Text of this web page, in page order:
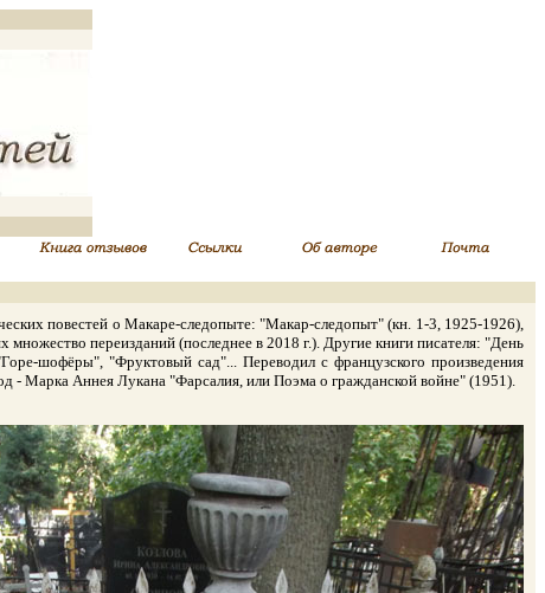
повестей о Макаре-следопыте: "Макар-следопыт" (кн. 1-3, 1925-1926),
переизданий (последнее в 2018 г.). Другие книги писателя: "День
шофёры", "Фруктовый сад"... Переводил с французского произведения
- Марка Аннея Лукана "Фарсалия, или Поэма о гражданской войне" (1951).